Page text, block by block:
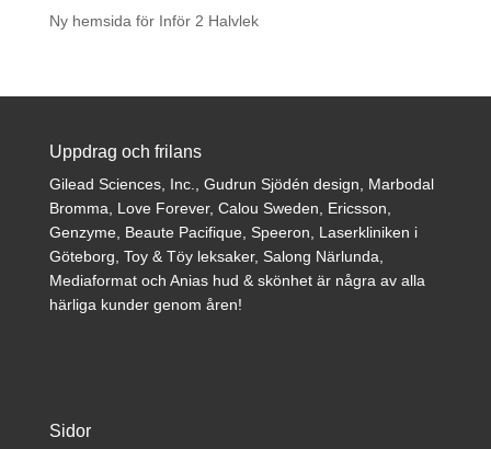
Ny hemsida för Inför 2 Halvlek
Uppdrag och frilans
Gilead Sciences, Inc., Gudrun Sjödén design, Marbodal
Bromma, Love Forever, Calou Sweden, Ericsson,
Genzyme, Beaute Pacifique, Speeron, Laserkliniken i
Göteborg, Toy & Töy leksaker, Salong Närlunda,
Mediaformat och Anias hud & skönhet är några av alla
härliga kunder genom åren!
Sidor